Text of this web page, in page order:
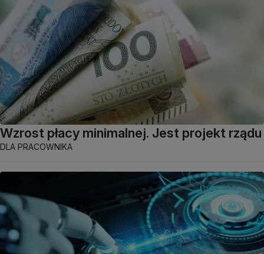
Wzrost płacy minimalnej. Jest projekt rządu
DLA PRACOWNIKA